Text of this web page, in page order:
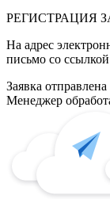
РЕГИСТРАЦИЯ
На адрес
письмо со
Заявка отправлена
Менеджер